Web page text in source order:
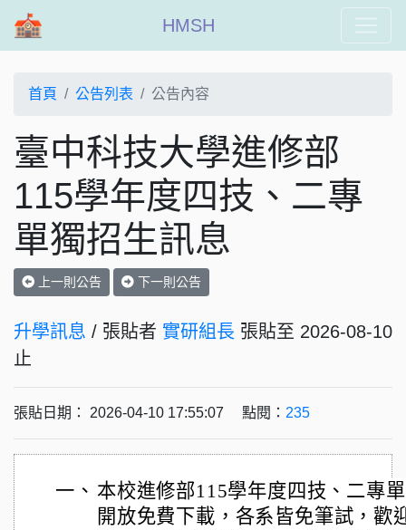
HMSH
首頁 公告列表 公告內容
臺中科技大學進修部
115學年度四技、二專
單獨招生訊息
上一則公告 下一則公告
升學訊息 / 張貼者 實研組長 張貼至 2026-08-10
止
張貼日期： 2026-04-10 17:55:07 點閱： 235
一、 本校進修部115學年度四技、二專
開放免費下載，各系皆免筆試，歡